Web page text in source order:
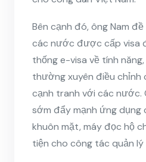
Bên cạnh đó, ông Nam
các nước được cấp visa
thống e-visa về tính
thường xuyên điều chỉnh
cạnh tranh với các nước.
sớm đẩy mạnh ứng dụng
khuôn mặt, máy đọc hộ
tiện cho công tác quản